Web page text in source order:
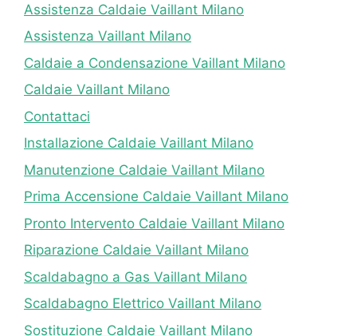
Assistenza Caldaie Vaillant Milano
Assistenza Vaillant Milano
Caldaie a Condensazione Vaillant Milano
Caldaie Vaillant Milano
Contattaci
Installazione Caldaie Vaillant Milano
Manutenzione Caldaie Vaillant Milano
Prima Accensione Caldaie Vaillant Milano
Pronto Intervento Caldaie Vaillant Milano
Riparazione Caldaie Vaillant Milano
Scaldabagno a Gas Vaillant Milano
Scaldabagno Elettrico Vaillant Milano
Sostituzione Caldaie Vaillant Milano